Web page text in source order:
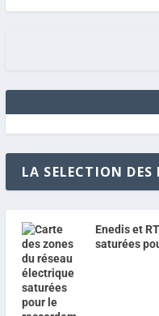
LA SELECTION DES
Enedis et
saturées